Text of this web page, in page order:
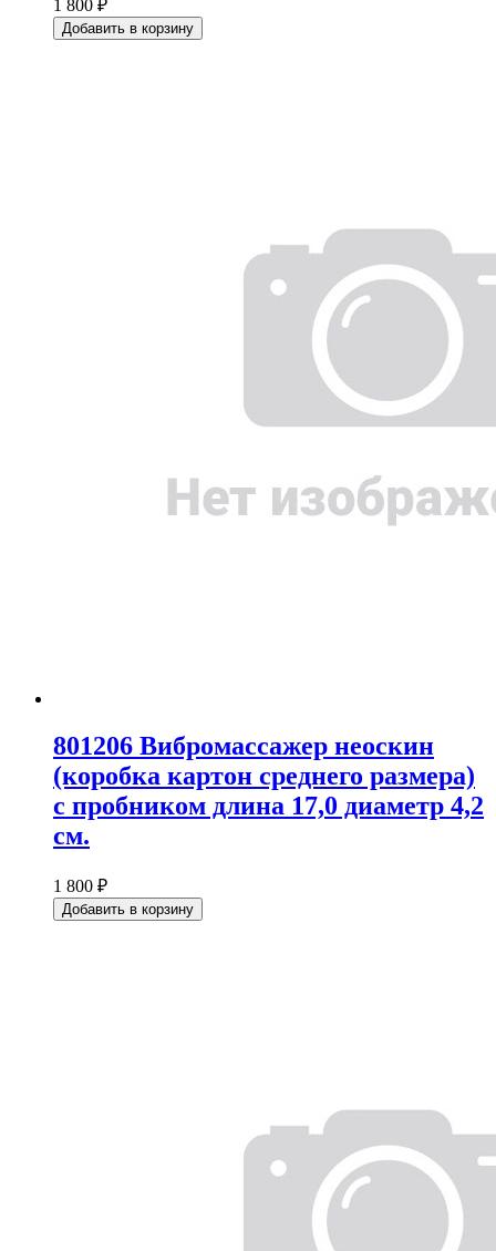
1 800 ₽
Добавить в корзину
801206 Вибромассажер неоскин
(коробка картон среднего размера)
с пробником длина 17,0 диаметр 4,2
см.
1 800 ₽
Добавить в корзину